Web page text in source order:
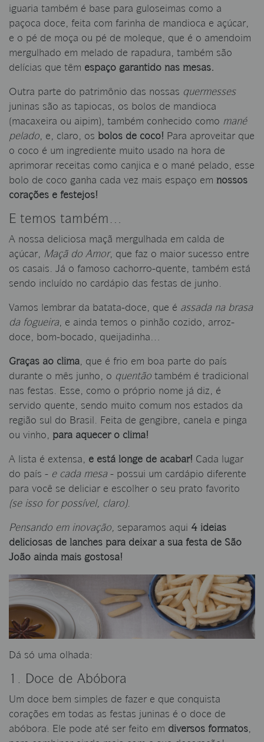
iguaria também é base para guloseimas como a
paçoca doce, feita com farinha de mandioca e açúcar,
e o pé de moça ou pé de moleque, que é o amendoim
mergulhado em melado de rapadura, também são
delícias que têm espaço garantido nas mesas.
Outra parte do patrimônio das nossas quermesses
juninas são as tapiocas, os bolos de mandioca
(macaxeira ou aipim), também conhecido como mané
pelado, e, claro, os bolos de coco! Para aproveitar que
o coco é um ingrediente muito usado na hora de
aprimorar receitas como canjica e o mané pelado, esse
bolo de coco ganha cada vez mais espaço em nossos
corações e festejos!
E temos também…
A nossa deliciosa maçã mergulhada em calda de
açúcar, Maçã do Amor, que faz o maior sucesso entre
os casais. Já o famoso cachorro-quente, também está
sendo incluído no cardápio das festas de junho.
Vamos lembrar da batata-doce, que é assada na brasa
da fogueira, e ainda temos o pinhão cozido, arroz-
doce, bom-bocado, queijadinha…
Graças ao clima, que é frio em boa parte do país
durante o mês junho, o quentão também é tradicional
nas festas. Esse, como o próprio nome já diz, é
servido quente, sendo muito comum nos estados da
região sul do Brasil. Feita de gengibre, canela e pinga
ou vinho, para aquecer o clima!
A lista é extensa, e está longe de acabar! Cada lugar
do país - e cada mesa- possui um cardápio diferente
para você se deliciar e escolher o seu prato favorito
(se isso for possível, claro).
Pensando em inovação, separamos aqui 4 ideias
deliciosas de lanches para deixar a sua festa de São
João ainda mais gostosa!
Dá só uma olhada:
1. Doce de Abóbora
Um doce bem simples de fazer e que conquista
corações em todas as festas juninas é o doce de
abóbora. Ele pode até ser feito em diversos formatos,